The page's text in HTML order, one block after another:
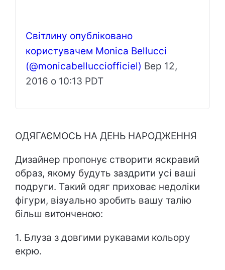
Світлину опубліковано
користувачем Monica Bellucci
(@monicabellucciofficiel) Вер 12,
2016 о 10:13 PDT
ОДЯГАЄМОСЬ НА ДЕНЬ НАРОДЖЕННЯ
Дизайнер пропонує створити яскравий
образ, якому будуть заздрити усі ваші
подруги. Такий одяг приховає недоліки
фігури, візуально зробить вашу талію
більш витонченою:
1. Блуза з довгими рукавами кольору
екрю.